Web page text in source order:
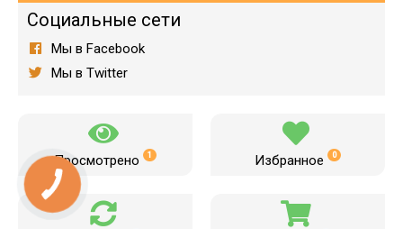
Социальные сети
Мы в Facebook
Мы в Twitter
Просмотрено 1 Избранное 0